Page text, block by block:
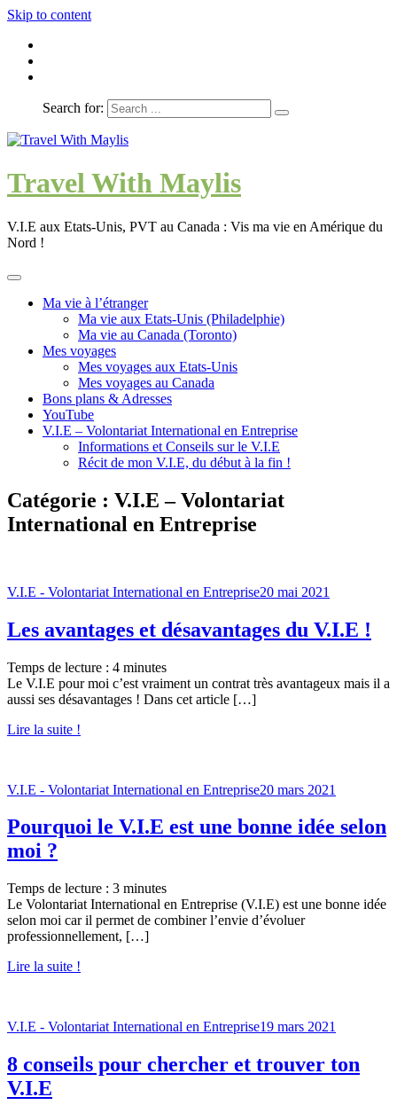
Skip to content
Search for:
Travel With Maylis
V.I.E aux Etats-Unis, PVT au Canada : Vis ma vie en Amérique du
Nord !
Ma vie à l’étranger
Ma vie aux Etats-Unis (Philadelphie)
Ma vie au Canada (Toronto)
Mes voyages
Mes voyages aux Etats-Unis
Mes voyages au Canada
Bons plans & Adresses
YouTube
V.I.E – Volontariat International en Entreprise
Informations et Conseils sur le V.I.E
Récit de mon V.I.E, du début à la fin !
Catégorie : V.I.E – Volontariat
International en Entreprise
V.I.E - Volontariat International en Entreprise20 mai 2021
Les avantages et désavantages du V.I.E !
Temps de lecture : 4 minutes
Le V.I.E pour moi c’est vraiment un contrat très avantageux mais il a
aussi ses désavantages ! Dans cet article […]
Lire la suite !
V.I.E - Volontariat International en Entreprise20 mars 2021
Pourquoi le V.I.E est une bonne idée selon
moi ?
Temps de lecture : 3 minutes
Le Volontariat International en Entreprise (V.I.E) est une bonne idée
selon moi car il permet de combiner l’envie d’évoluer
professionnellement, […]
Lire la suite !
V.I.E - Volontariat International en Entreprise19 mars 2021
8 conseils pour chercher et trouver ton
V.I.E